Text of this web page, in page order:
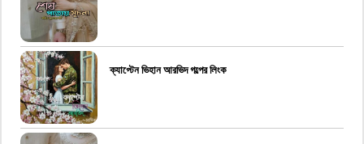
ক্যাপ্টেন ভিহান আরভিদ গল্পের লিংক